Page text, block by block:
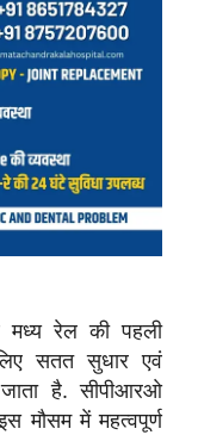
मध्य रेल की पहली
सतत सुधार एवं
है. सीपीआरओ
मौसम में महत्वपूर्ण